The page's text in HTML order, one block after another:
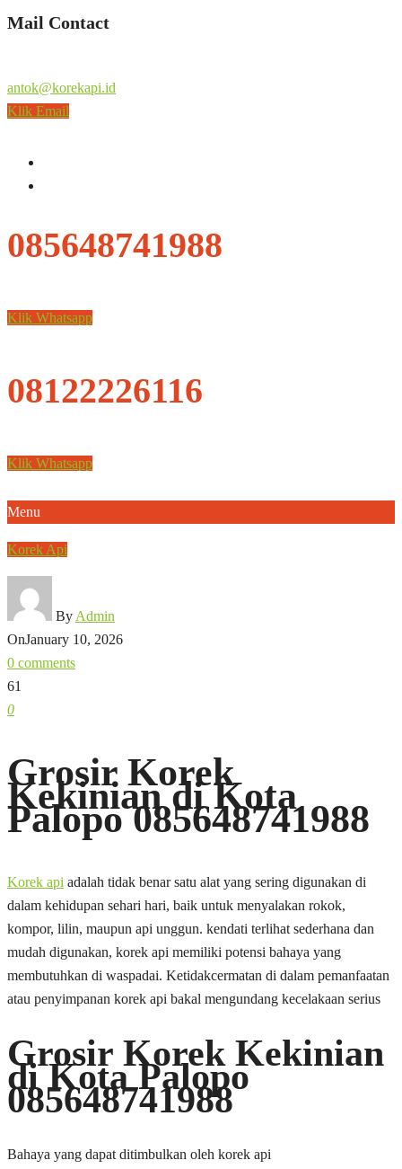
Mail Contact
antok@korekapi.id
Klik Email
085648741988
Klik Whatsapp
08122226116
Klik Whatsapp
Menu
Korek Api
By Admin
OnJanuary 10, 2026
0 comments
61
0
Grosir Korek
Kekinian di Kota
Palopo 085648741988
Korek api adalah tidak benar satu alat yang sering digunakan di
dalam kehidupan sehari hari, baik untuk menyalakan rokok,
kompor, lilin, maupun api unggun. kendati terlihat sederhana dan
mudah digunakan, korek api memiliki potensi bahaya yang
membutuhkan di waspadai. Ketidakcermatan di dalam pemanfaatan
atau penyimpanan korek api bakal mengundang kecelakaan serius
Grosir Korek Kekinian
di Kota Palopo
085648741988
Bahaya yang dapat ditimbulkan oleh korek api